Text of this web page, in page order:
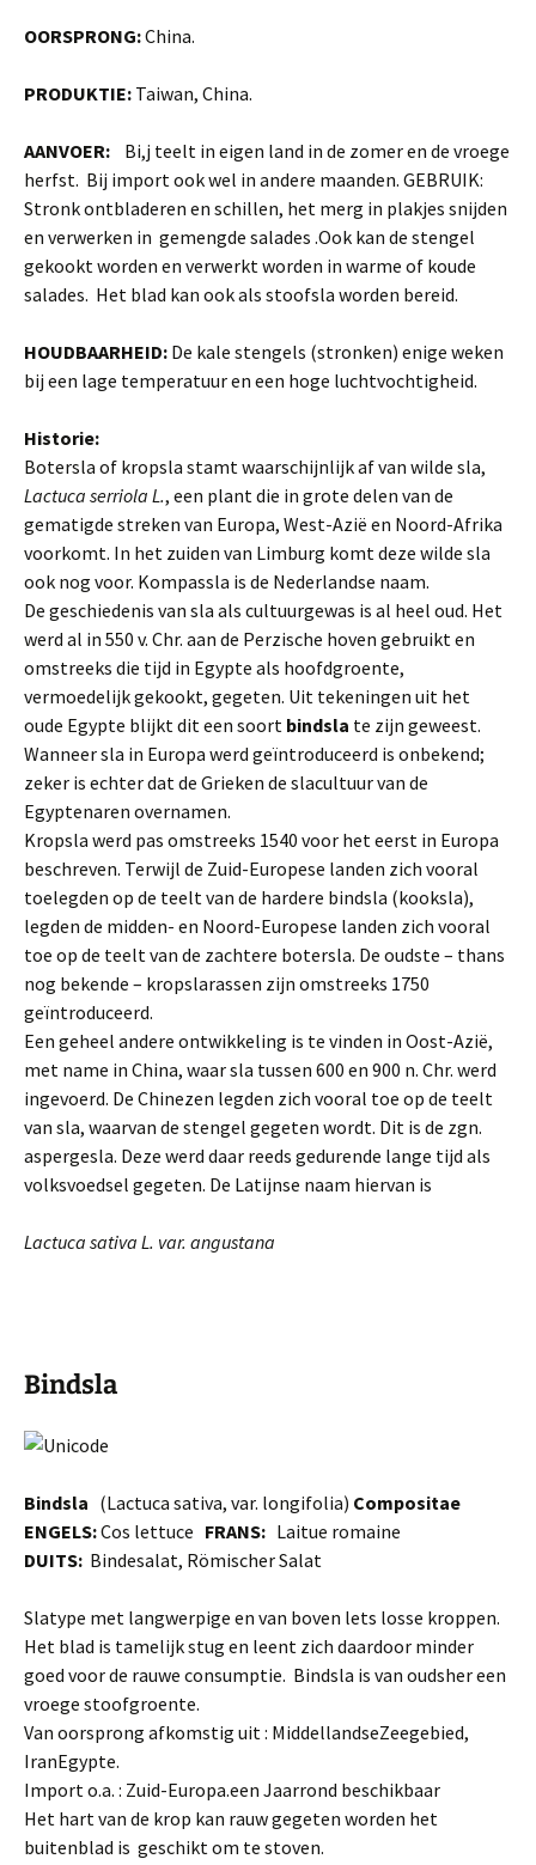
OORSPRONG:China.
PRODUKTIE: Taiwan, China.
AANVOER:
Bi,j teelt in eigen land in de zomer en de vroege
herfst. Bij import ook wel in andere maanden. GEBRUIK:
Stronk ontblade­ren en schillen, het merg in plakjes snijden
en verwerken in gemengde salades .Ook kan de stengel
gekookt worden en verwerkt worden in warme of koude
salades. Het blad kan ook als stoofsla worden bereid.
HOUDBAARHEID: De kale stengels (stronken) enige weken
bij een lage tempera­tuur en een hoge luchtvoch­tigheid.
Historie:
Botersla of kropsla stamt waarschijnlijk af van wilde sla,
Lactuca serriola L., een plant die in grote delen van de
gematigde streken van Europa, West-Azië en Noord-Afrika
voorkomt. In het zuiden van Limburg komt deze wilde sla
ook nog voor. Kompassla is de Nederlandse naam.
De geschiedenis van sla als cultuurgewas is al heel oud. Het
werd al in 550 v. Chr. aan de Perzische hoven gebruikt en
omstreeks die tijd in Egypte als hoofdgroente,
vermoedelijk gekookt, gegeten. Uit tekeningen uit het
oude Egypte blijkt dit een soort bindsla te zijn geweest.
Wanneer sla in Europa werd geïntroduceerd is onbekend;
zeker is echter dat de Grieken de slacultuur van de
Egyptenaren overnamen.
Kropsla werd pas omstreeks 1540 voor het eerst in Europa
beschreven. Terwijl de Zuid-Europese landen zich vooral
toelegden op de teelt van de hardere bindsla (kooksla),
legden de midden- en Noord-Europese landen zich vooral
toe op de teelt van de zachtere botersla. De oudste – thans
nog bekende – kropslarassen zijn omstreeks 1750
geïntroduceerd.
Een geheel andere ontwikkeling is te vinden in Oost-Azië,
met name in China, waar sla tussen 600 en 900 n. Chr. werd
ingevoerd. De Chinezen legden zich vooral toe op de teelt
van sla, waarvan de stengel gegeten wordt. Dit is de zgn.
aspergesla. Deze werd daar reeds gedurende lange tijd als
volksvoedsel gegeten. De Latijnse naam hiervan is
Lactuca sativa L. var. angustana
Bindsla
Bindsla (Lactuca sativa, var. longi­folia) Compositae
ENGELS:Cos lettuce FRANS: Laitue romaine
DUITS: Bindesalat, Römischer Salat
Slatype met langwerpige en van boven lets losse kroppen.
Het blad is tamelijk stug en leent zich daardoor minder
goed voor de rauwe consumptie. Bind­sla is van oudsher een
vroege stoofgroente.
Van oorsprong afkomstig uit : Middellandse­Zeegebied,
IranEgypte.
Import o.a. : Zuid-Europa.een Jaarrond beschikbaar
Het hart van de krop kan rauw gegeten worden het
buitenblad is geschikt om te stoven.